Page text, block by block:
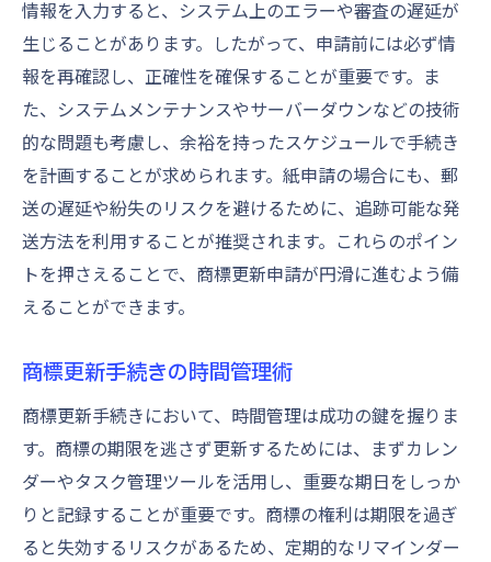
情報を入力すると、システム上のエラーや審査の遅延が
生じることがあります。したがって、申請前には必ず情
報を再確認し、正確性を確保することが重要です。ま
た、システムメンテナンスやサーバーダウンなどの技術
的な問題も考慮し、余裕を持ったスケジュールで手続き
を計画することが求められます。紙申請の場合にも、郵
送の遅延や紛失のリスクを避けるために、追跡可能な発
送方法を利用することが推奨されます。これらのポイン
トを押さえることで、商標更新申請が円滑に進むよう備
えることができます。
商標更新手続きの時間管理術
商標更新手続きにおいて、時間管理は成功の鍵を握りま
す。商標の期限を逃さず更新するためには、まずカレン
ダーやタスク管理ツールを活用し、重要な期日をしっか
りと記録することが重要です。商標の権利は期限を過ぎ
ると失効するリスクがあるため、定期的なリマインダー